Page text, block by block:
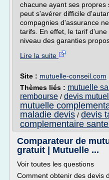
chacune ayant ses propres
peut s'avérer difficile
compagnies d'assurance
tarifs. En effet, le tarif
niveau des garanties
Lire la suite
Site : mutuelle-conseil.com
Thèmes liés : mutuelle
rembourse / devis
mutuelle
maladie devis / devis
complementaire
Comparateur de
gratuit | Mutuelle ...
Voir toutes les questions
Comment obtenir des devis